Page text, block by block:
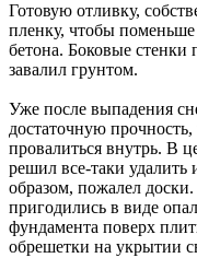
Готовую отливку,
пленку, чтобы поменьше
бетона. Боковые
завалил грунтом.
Уже после выпадения
достаточную
провалиться внутрь. В
решил все-таки
образом, пожалел
пригодились в виде
фундамента поверх
обрешетки на укрытии